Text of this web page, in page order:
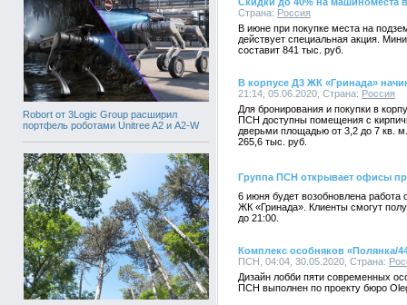
Robort от 3Logic Group расширил
портфель роботами Unitree A2 и A2-W
Страна: Россия
В июне при покупке места на
действует специальная акция.
составит 841 тыс. руб.
В корпусе Д3 ЖК «Гринада»
21:14, 05.06.2020, Страна: Россия
Для бронирования и покупки в
ПСН доступны помещения с
дверьми площадью от 3,2 до 7 кв.
265,6 тыс. руб.
Группа ПСН открывает офисы
6 июня будет возобновлена
ЖК «Гринада». Клиенты смогут
до 21:00.
Комплекс особняков «Полянка/
ПСН, 04:04, 30.05.2020, Страна:
Дизайн лобби пяти современных
ПСН выполнен по проекту бюро